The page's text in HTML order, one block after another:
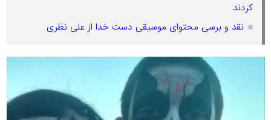
کردند
نقد و برسی محتوای موسیقی دست خدا از علی نظری